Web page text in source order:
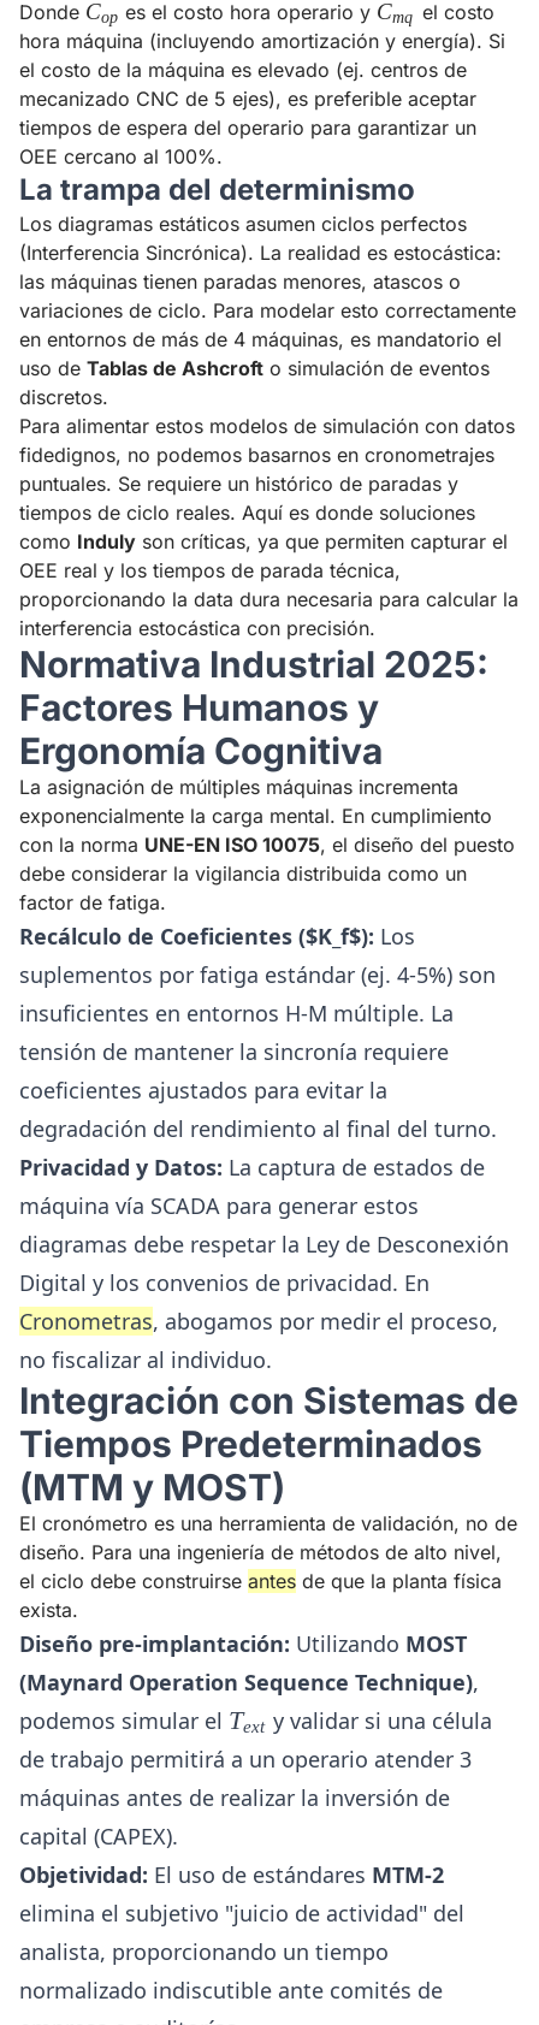
Donde C_{op}
Cop es el costo hora operario y C_{mq}
Cmq el costo
hora máquina (incluyendo amortización y energía). Si
el costo de la máquina es elevado (ej. centros de
mecanizado CNC de 5 ejes), es preferible aceptar
tiempos de espera del operario para garantizar un
OEE cercano al 100%.
La trampa del determinismo
Los diagramas estáticos asumen ciclos perfectos
(Interferencia Sincrónica). La realidad es estocástica:
las máquinas tienen paradas menores, atascos o
variaciones de ciclo. Para modelar esto correctamente
en entornos de más de 4 máquinas, es mandatorio el
uso de Tablas de Ashcroft o simulación de eventos
discretos.
Para alimentar estos modelos de simulación con datos
fidedignos, no podemos basarnos en cronometrajes
puntuales. Se requiere un histórico de paradas y
tiempos de ciclo reales. Aquí es donde soluciones
como Induly son críticas, ya que permiten capturar el
OEE real y los tiempos de parada técnica,
proporcionando la data dura necesaria para calcular la
interferencia estocástica con precisión.
Normativa Industrial 2025:
Factores Humanos y
Ergonomía Cognitiva
La asignación de múltiples máquinas incrementa
exponencialmente la carga mental. En cumplimiento
con la norma UNE-EN ISO 10075, el diseño del puesto
debe considerar la vigilancia distribuida como un
factor de fatiga.
Recálculo de Coeficientes ($K_f$): Los
suplementos por fatiga estándar (ej. 4-5%) son
insuficientes en entornos H-M múltiple. La
tensión de mantener la sincronía requiere
coeficientes ajustados para evitar la
degradación del rendimiento al final del turno.
Privacidad y Datos: La captura de estados de
máquina vía SCADA para generar estos
diagramas debe respetar la Ley de Desconexión
Digital y los convenios de privacidad. En
Cronometras, abogamos por medir el proceso,
no fiscalizar al individuo.
Integración con Sistemas de
Tiempos Predeterminados
(MTM y MOST)
El cronómetro es una herramienta de validación, no de
diseño. Para una ingeniería de métodos de alto nivel,
el ciclo debe construirse antes de que la planta física
exista.
Diseño pre-implantación: Utilizando MOST
(Maynard Operation Sequence Technique),
podemos simular el T_{ext}
Text y validar si una célula
de trabajo permitirá a un operario atender 3
máquinas antes de realizar la inversión de
capital (CAPEX).
Objetividad: El uso de estándares MTM-2
elimina el subjetivo "juicio de actividad" del
analista, proporcionando un tiempo
normalizado indiscutible ante comités de